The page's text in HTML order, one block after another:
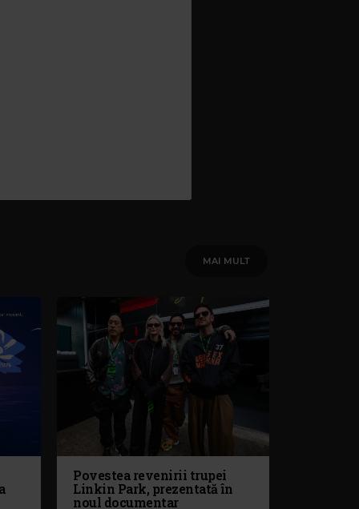
MAI MULT
Povestea revenirii trupei
Linkin Park, prezentată în
noul documentar